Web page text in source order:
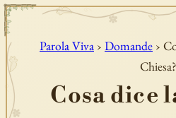
Parola Viva › Domande ›
Chiesa?
Cosa dice